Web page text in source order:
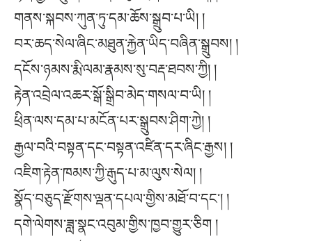
གནས་སྐབས་ཀུན་ཏུ་དམ་ཆོས་སྒྲུབ་པ་ཡི། །
བར་ཆད་སེལ་ཞིང་མཐུན་རྐྱེན་ཡིད་བཞིན་སྒྲུབས། །
དངོས་ཉམས་རྨི་ལམ་རྣམས་སུ་བརྡ་ཐབས་ཀྱི། །
རྟེན་འབྲེལ་འཆར་སྒོ་སྒྲིབ་མེད་གསལ་བ་ཡི། །
ཕྲིན་ལས་དམ་པ་མངོན་པར་སྒྲུབས་ཤིག་ཀྱེ། །
རྒྱལ་བའི་བསྟན་དང་བསྟན་འཛིན་དར་ཞིང་རྒྱས། །
འཇིག་རྟེན་ཁམས་ཀྱི་རྒུད་པ་མ་ལུས་སེལ། །
སྣོད་བཅུད་རྫོགས་ལྡན་དཔལ་གྱིས་མཐོ་བ་དང་། །
དགེ་ལེགས་ཟླ་སྣང་འབུམ་གྱིས་ཁྱབ་གྱུར་ཅིག །